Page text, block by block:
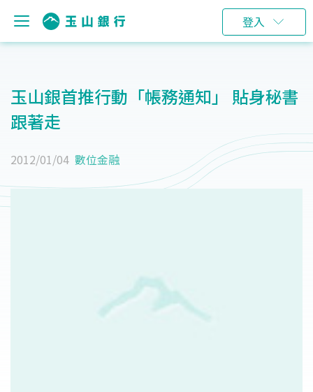
登入
玉山銀首推行動「帳務通知」 貼身秘書
跟著走
2012/01/04 數位金融